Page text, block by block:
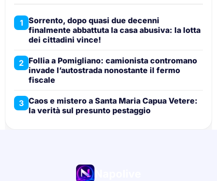
1 Sorrento, dopo quasi due decenni
finalmente abbattuta la casa abusiva: la lotta
dei cittadini vince!
2 Follia a Pomigliano: camionista contromano
invade l’autostrada nonostante il fermo
fiscale
3 Caos e mistero a Santa Maria Capua Vetere:
la verità sul presunto pestaggio